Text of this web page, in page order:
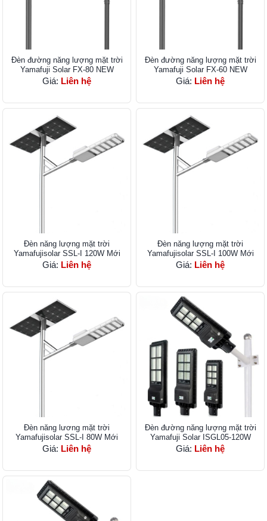
Đèn đường năng lượng mặt trời
Yamafuji Solar FX-80 NEW
Giá: Liên hệ
Đèn đường năng lượng mặt trời
Yamafuji Solar FX-60 NEW
Giá: Liên hệ
Đèn năng lượng mặt trời
Yamafujisolar SSL-I 120W Mới
Giá: Liên hệ
Đèn năng lượng mặt trời
Yamafujisolar SSL-I 100W Mới
Giá: Liên hệ
Đèn năng lương mặt trời
Yamafujisolar SSL-I 80W Mới
Giá: Liên hệ
Đèn đường năng lượng mặt trời
Yamafuji Solar ISGL05-120W
Giá: Liên hệ